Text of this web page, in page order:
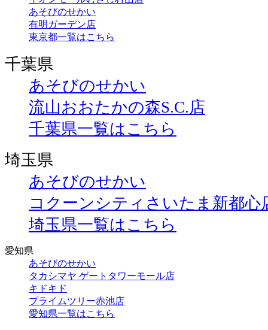
あそびのせかい
有明ガーデン店
東京都一覧はこちら
千葉県
あそびのせかい
流山おおたかの森S.C.店
千葉県一覧はこちら
埼玉県
あそびのせかい
コクーンシティさいたま新都心
埼玉県一覧はこちら
愛知県
あそびのせかい
タカシマヤ ゲートタワーモール店
キドキド
プライムツリー赤池店
愛知県一覧はこちら